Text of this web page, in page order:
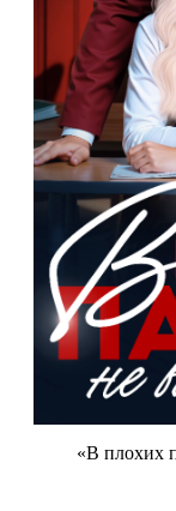
«В плохих